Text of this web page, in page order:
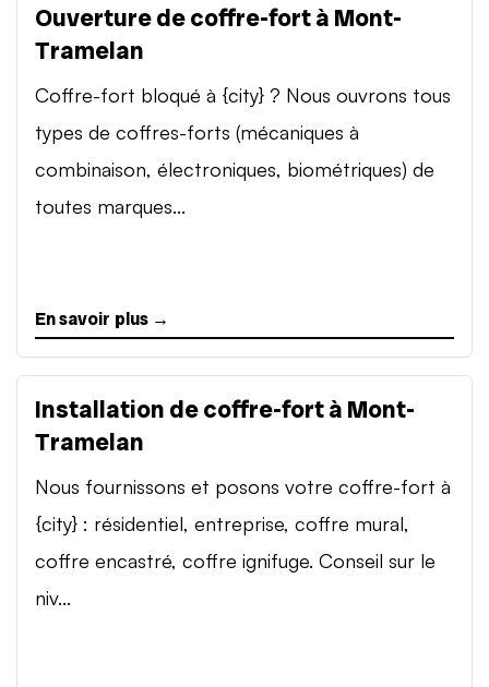
Ouverture de coffre-fort à Mont-
Tramelan
Coffre-fort bloqué à {city} ? Nous ouvrons tous
types de coffres-forts (mécaniques à
combinaison, électroniques, biométriques) de
toutes marques...
En savoir plus →
Installation de coffre-fort à Mont-
Tramelan
Nous fournissons et posons votre coffre-fort à
{city} : résidentiel, entreprise, coffre mural,
coffre encastré, coffre ignifuge. Conseil sur le
niv...